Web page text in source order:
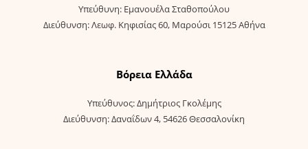
Υπεύθυνη: Εμανουέλα Σταθοπούλου
Διεύθυνση: Λεωφ. Κηφισίας 60, Μαρούσι 15125 Αθήνα
Βόρεια Ελλάδα
Υπεύθυνος: Δημήτριος Γκολέμης
Διεύθυνση: Δαναΐδων 4, 54626 Θεσσαλονίκη